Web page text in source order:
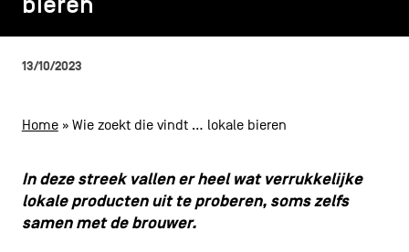
navigatie
FacebookInstagramYoutubeLinkedIn
13/10/2023
Home» Wie zoekt die vindt … lokale bieren
In deze streek vallen er heel wat verrukkelijke
lokale producten uit te proberen, soms zelfs
samen met de brouwer.